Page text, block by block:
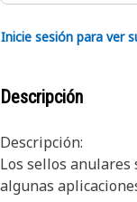
Inicie sesión para ver
Descripción
Descripción:
Los sellos anulares
algunas